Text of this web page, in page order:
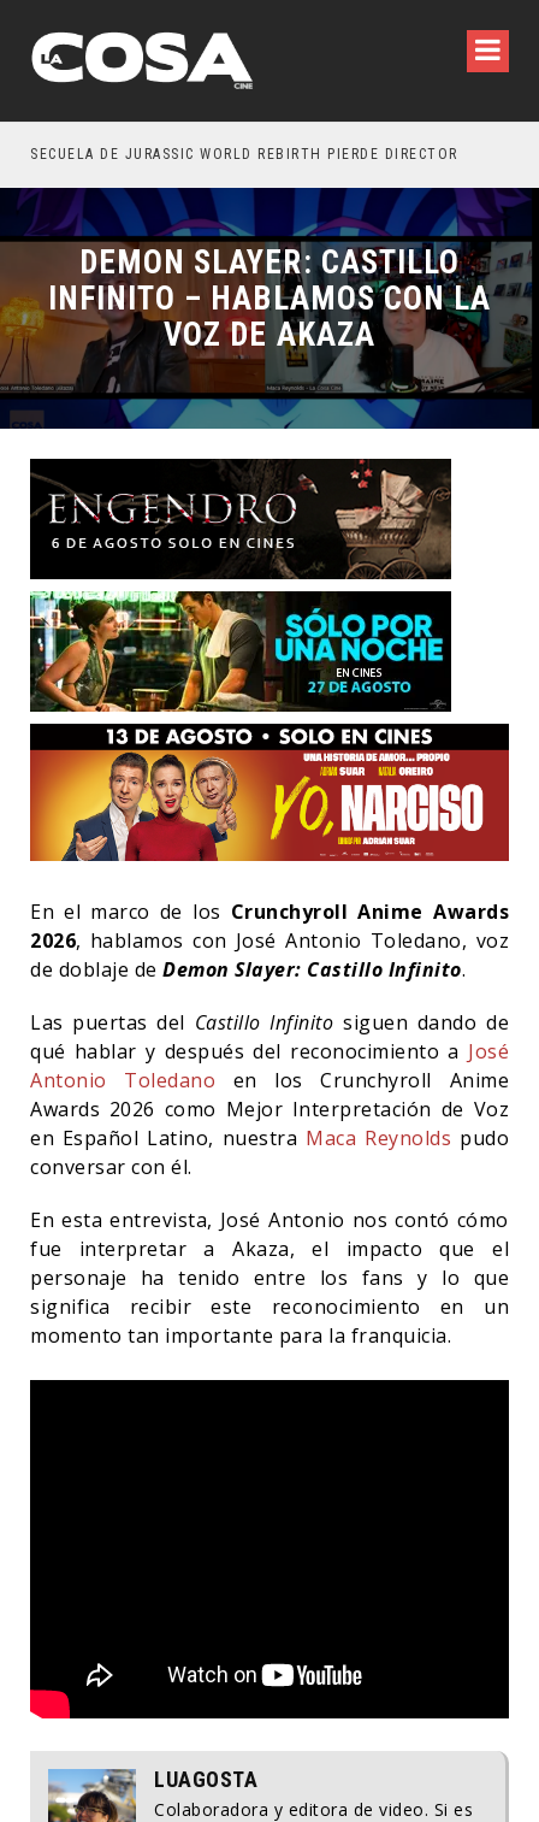
SECUELA DE JURASSIC WORLD REBIRTH PIERDE DIRECTOR
DEMON SLAYER: CASTILLO
INFINITO – HABLAMOS CON LA
VOZ DE AKAZA
En el marco de los Crunchyroll Anime Awards
2026, hablamos con José Antonio Toledano, voz
de doblaje de Demon Slayer: Castillo Infinito.
Las puertas del Castillo Infinito siguen dando de
qué hablar y después del reconocimiento a José
Antonio Toledano en los Crunchyroll Anime
Awards 2026 como Mejor Interpretación de Voz
en Español Latino, nuestra Maca Reynolds pudo
conversar con él.
En esta entrevista, José Antonio nos contó cómo
fue interpretar a Akaza, el impacto que el
personaje ha tenido entre los fans y lo que
significa recibir este reconocimiento en un
momento tan importante para la franquicia.
LUAGOSTA
Colaboradora y editora de video. Si es